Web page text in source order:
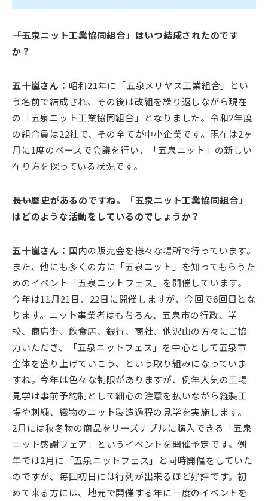
――「五泉ニット工業協同組合」はいつ結成されたのです
か？
五十嵐さん： 昭和21年に「五泉メリヤス工業組合」とい
う名前で結成され、その後は改組を繰り返しながら現在
の「五泉ニット工業協同組合」となりました。令和2年度
の組合員は22社で、その全てが中小企業です。現在は2ヶ
月に1度のペースで会議を行い、「五泉ニット」の新しい
在り方を探っている状況です。
――長い歴史があるのですね。「五泉ニット工業協同組合」
はどのような活動をしているのでしょうか？
五十嵐さん： 国内の販売会を様々な場所で行っています。
また、他にも多くの方に「五泉ニット」を知ってもらうた
めのイベント「五泉ニットフェス」を開催しています。
今年は11月21日、22日に開催しますが、今回で6回目とな
ります。ニット事業者はもちろん、五泉市の行政、学
校、商店街、飲食店、銀行、商社、他沢山の方々にご協
力いただき、「五泉ニットフェス」を中心として五泉市
全体を盛り上げていこう、という取り組みになっていま
すね。今年は色々な制限がありますが、例年人気の工場
見学は事前予約制として細心の注意を払いながら縫製工
場や刺繍、織物のニット製造過程の見学を実施します。
2月には秋冬物の商品をリーズナブルに購入できる「五泉
ニット感謝フェア」というイベントを開催予定です。例
年では2月に「五泉ニットフェス」と同時開催をしていた
のですが、毎回初日には行列が出来るほど好評です。初
めて来る方には、地元で開催する年に一度のイベントを